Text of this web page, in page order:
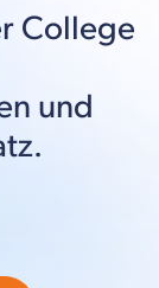
College
und